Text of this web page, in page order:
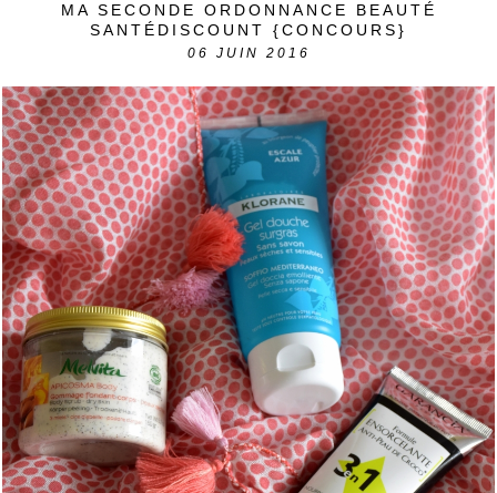
MA SECONDE ORDONNANCE BEAUTÉ
SANTÉDISCOUNT {CONCOURS}
06 JUIN 2016